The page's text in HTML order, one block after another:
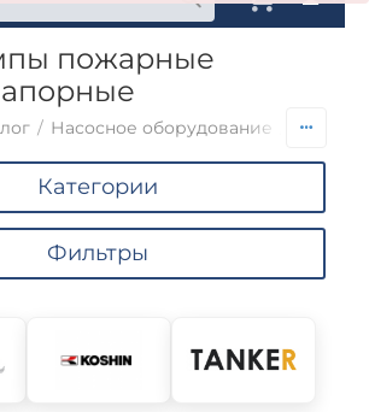
пожарные
/ Насосное оборудование
Категории
Фильтры